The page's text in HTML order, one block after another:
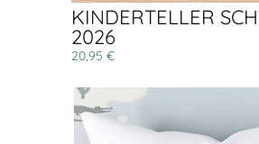
KINDERTELLER
2026
20,95 €